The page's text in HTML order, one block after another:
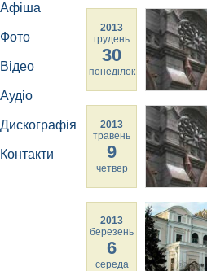
Афіша
Фото
Відео
Аудіо
Дискографія
Контакти
2013
грудень
30
понеділок
2013
травень
9
четвер
2013
березень
6
середа